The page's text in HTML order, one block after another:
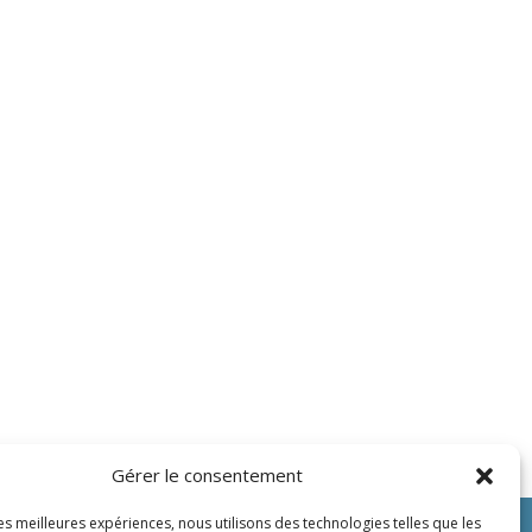
Gérer le consentement
meilleures expériences, nous utilisons des technologies telles que les